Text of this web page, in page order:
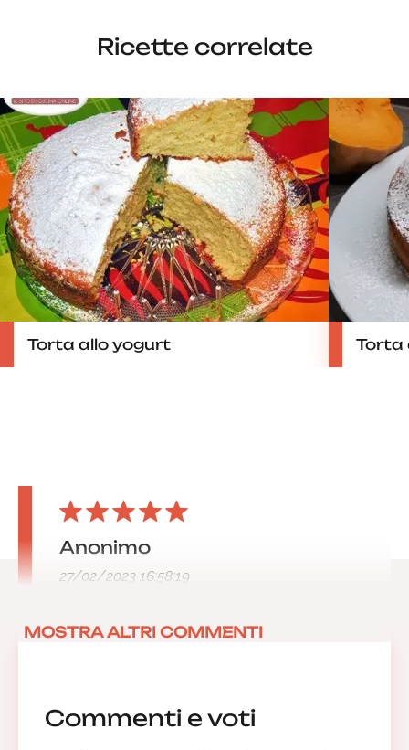
Ricette correlate
Torta allo yogurt Torta
Commenti e voti
Anonimo
27/02/2023 16:58:19
MOSTRA ALTRI COMMENTI